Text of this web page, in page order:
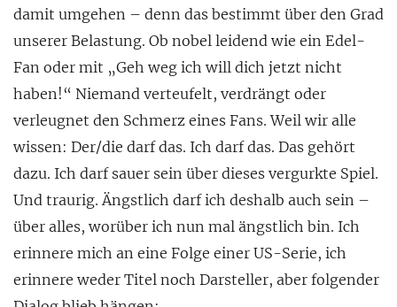
damit umgehen – denn das bestimmt über den Grad
unserer Belastung. Ob nobel leidend wie ein Edel-
Fan oder mit „Geh weg ich will dich jetzt nicht
haben!“ Niemand verteufelt, verdrängt oder
verleugnet den Schmerz eines Fans. Weil wir alle
wissen: Der/die darf das. Ich darf das. Das gehört
dazu. Ich darf sauer sein über dieses vergurkte Spiel.
Und traurig. Ängstlich darf ich deshalb auch sein –
über alles, worüber ich nun mal ängstlich bin. Ich
erinnere mich an eine Folge einer US-Serie, ich
erinnere weder Titel noch Darsteller, aber folgender